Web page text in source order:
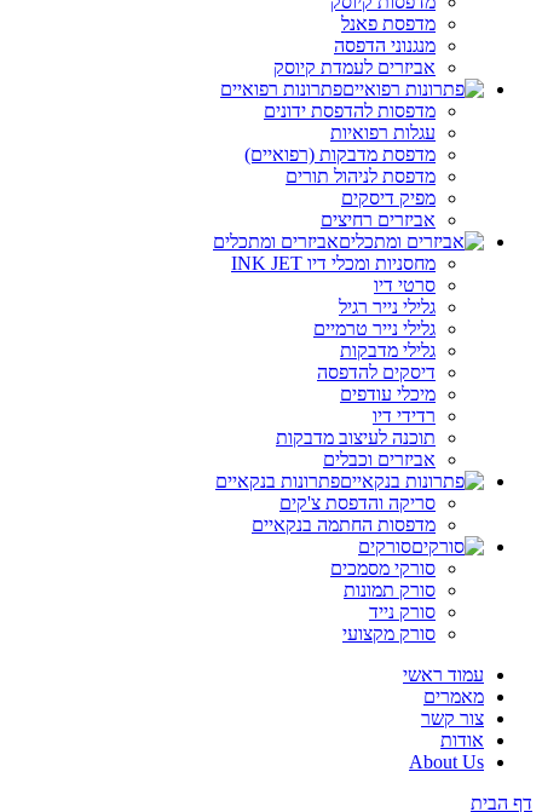
מדפסת פאנל
מנגנוני הדפסה
אביזרים לעמדת קיוסק
פתרונות רפואיים
מדפסות להדפסת ידונים
עגלות רפואיות
מדפסת מדבקות (רפואיים)
מדפסת לניהול תורים
מפיק דיסקים
אביזרים רחיצים
אביזרים ומתכלים
מחסניות ומכלי דיו INK JET
סרטי דיו
גלילי נייר רגיל
גלילי נייר טרמיים
גלילי מדבקות
דיסקים להדפסה
מיכלי עודפים
רדידי דיו
תוכנה לעיצוב מדבקות
אביזרים וכבלים
פתרונות בנקאיים
סריקה והדפסת צ'קים
מדפסות החתמה בנקאיים
סורקים
סורקי מסמכים
סורק תמונות
סורק נייד
סורק מקצועי
עמוד ראשי
מאמרים
צור קשר
אודות
About Us
דף הבית